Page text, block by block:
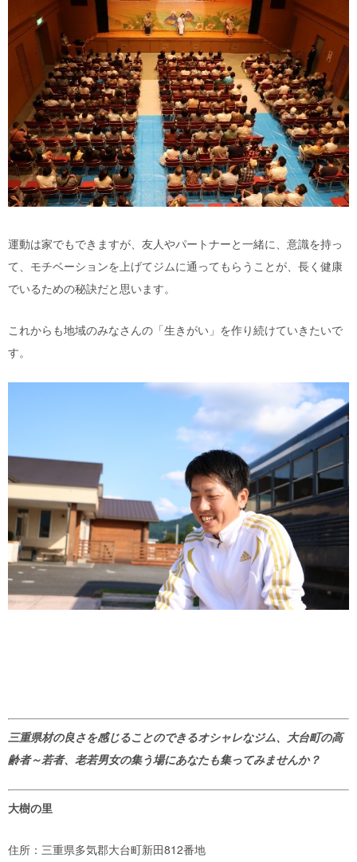
運動は家でもできますが、友人やパートナーと一緒に、意識を持っ
て、モチベーションを上げてジムに通ってもらうことが、長く健康
でいるための秘訣だと思います。
これからも地域のみなさんの「生きがい」を作り続けていきたいで
す。
三重県材の良さを感じることのできるオシャレなジム、大台町の高
齢者～若者、老若男女の集う場にあなたも集ってみませんか？
大樹の里
住所：三重県多気郡大台町新田812番地